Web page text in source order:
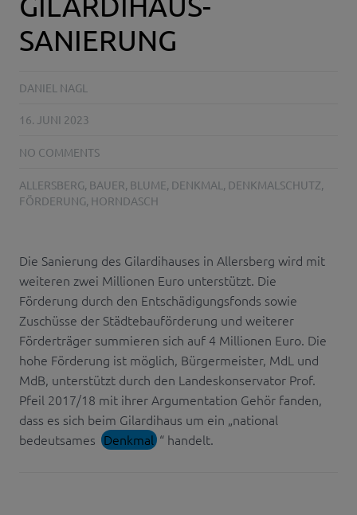
SANIERUNG
DANIEL NAGL
16. JUNI 2023
NO COMMENTS
ALLERSBERG, BAUER, BLUME, DENKMAL , DENKMALSCHUTZ,
FÖRDERUNG, HORNDASCH
Die Sanierung des Gilardihauses in Allersberg wird mit
weiteren zwei Millionen Euro unterstützt. Die
Förderung durch den Entschädigungsfonds sowie
Zuschüsse der Städtebauförderung und weiterer
Förderträger summieren sich auf 4 Millionen Euro. Die
hohe Förderung ist möglich, Bürgermeister, MdL und
MdB, unterstützt durch den Landeskonservator Prof.
Pfeil 2017/18 mit ihrer Argumentation Gehör fanden,
dass es sich beim Gilardihaus um ein „national
bedeutsames Denkmal “ handelt.